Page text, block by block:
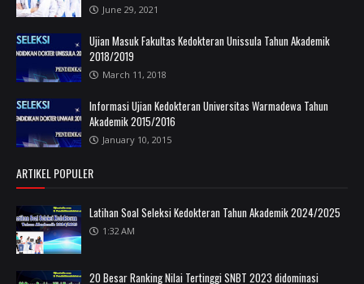
June 29, 2021
Ujian Masuk Fakultas Kedokteran Unissula Tahun Akademik
2018/2019
March 11, 2018
Informasi Ujian Kedokteran Universitas Warmadewa Tahun
Akademik 2015/2016
January 10, 2015
ARTIKEL POPULER
Latihan Soal Seleksi Kedokteran Tahun Akademik 2024/2025
1:32 AM
20 Besar Ranking Nilai Tertinggi SNBT 2023 didominasi